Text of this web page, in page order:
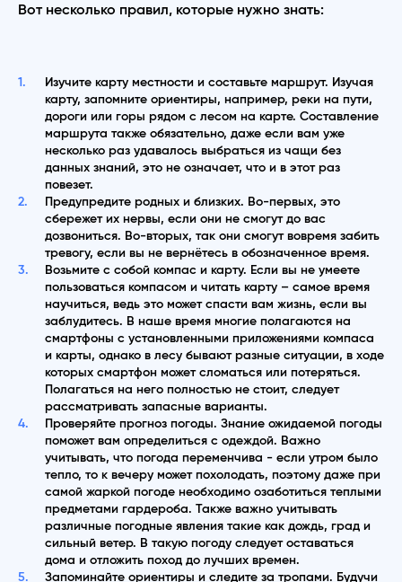
Вот несколько правил, которые нужно знать:
Изучите карту местности и составьте маршрут. Изучая
карту, запомните ориентиры, например, реки на пути,
дороги или горы рядом с лесом на карте. Составление
маршрута также обязательно, даже если вам уже
несколько раз удавалось выбраться из чащи без
данных знаний, это не означает, что и в этот раз
повезет.
Предупредите родных и близких. Во-первых, это
сбережет их нервы, если они не смогут до вас
дозвониться. Во-вторых, так они смогут вовремя забить
тревогу, если вы не вернётесь в обозначенное время.
Возьмите с собой компас и карту. Если вы не умеете
пользоваться компасом и читать карту – самое время
научиться, ведь это может спасти вам жизнь, если вы
заблудитесь. В наше время многие полагаются на
смартфоны с установленными приложениями компаса
и карты, однако в лесу бывают разные ситуации, в ходе
которых смартфон может сломаться или потеряться.
Полагаться на него полностью не стоит, следует
рассматривать запасные варианты.
Проверяйте прогноз погоды. Знание ожидаемой погоды
поможет вам определиться с одеждой. Важно
учитывать, что погода переменчива - если утром было
тепло, то к вечеру может похолодать, поэтому даже при
самой жаркой погоде необходимо озаботиться теплыми
предметами гардероба. Также важно учитывать
различные погодные явления такие как дождь, град и
сильный ветер. В такую погоду следует оставаться
дома и отложить поход до лучших времен.
Запоминайте ориентиры и следите за тропами. Будучи